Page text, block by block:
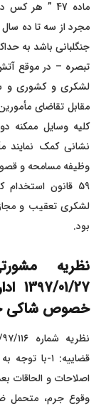
ماده 47 ”
هر کس
مجرد از سه تا ده
‌جنگلبانی باشد به
تبصره – در موقع
لشکری و کشوری و
مقابل تقاضای‌
کلیه وسایل ممکنه
نشانی کمک نمایند
59 قانون
لشکری تعقیب و
بود.
خصوص شاکی
اصلاحات و الحاقات
وقوع جرم، متحمل